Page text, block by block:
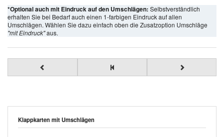
*Optional auch mit Eindruck auf den Umschlägen: Selbstverständlich
erhalten Sie bei Bedarf auch einen 1-farbigen Eindruck auf allen
Umschlägen. Wählen Sie dazu einfach oben die Zusatzoption Umschläge
"mit Eindruck"aus.
Klappkarten mit Umschlägen